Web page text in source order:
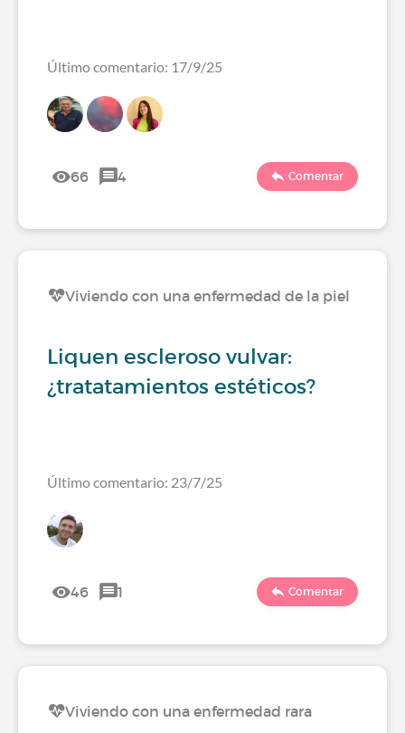
Último comentario: 17/9/25
66 4 Comentar
Viviendo con una enfermedad de la piel
Liquen escleroso vulvar:
¿tratatamientos estéticos?
Último comentario: 23/7/25
46 1 Comentar
Viviendo con una enfermedad rara